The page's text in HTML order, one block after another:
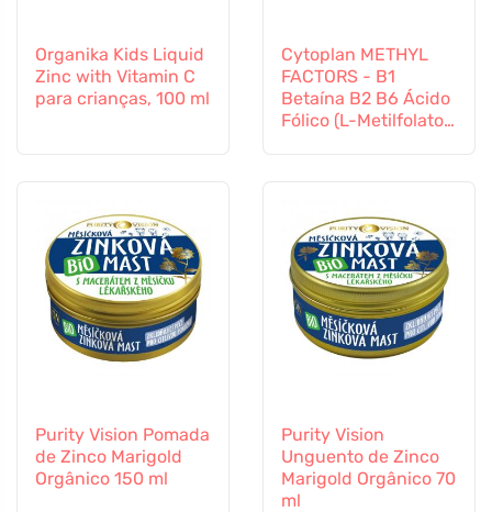
Organika Kids Liquid
Zinc with Vitamin C
para crianças, 100 ml
Cytoplan METHYL
FACTORS - B1
Betaína B2 B6 Ácido
Fólico (L-Metilfolato)
Purity Vision Pomada
de Zinco Marigold
Orgânico 150 ml
Purity Vision
Unguento de Zinco
Marigold Orgânico 70
ml